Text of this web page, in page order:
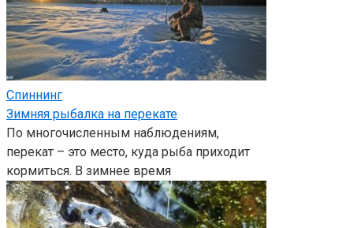
Спиннинг
Зимняя рыбалка на перекате
По многочисленным наблюдениям,
перекат – это место, куда рыба приходит
кормиться. В зимнее время